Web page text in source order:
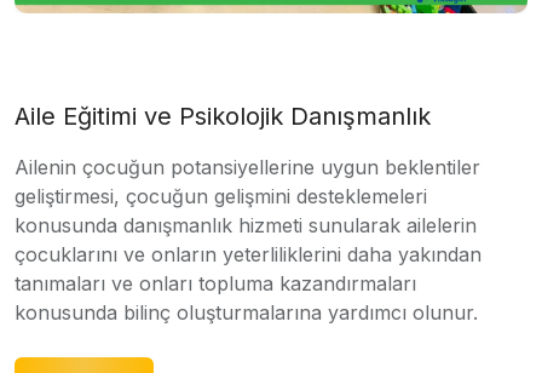
Aile Eğitimi ve Psikolojik Danışmanlık
Ailenin çocuğun potansiyellerine uygun beklentiler
geliştirmesi, çocuğun gelişmini desteklemeleri
konusunda danışmanlık hizmeti sunularak ailelerin
çocuklarını ve onların yeterliliklerini daha yakından
tanımaları ve onları topluma kazandırmaları
konusunda bilinç oluşturmalarına yardımcı olunur.